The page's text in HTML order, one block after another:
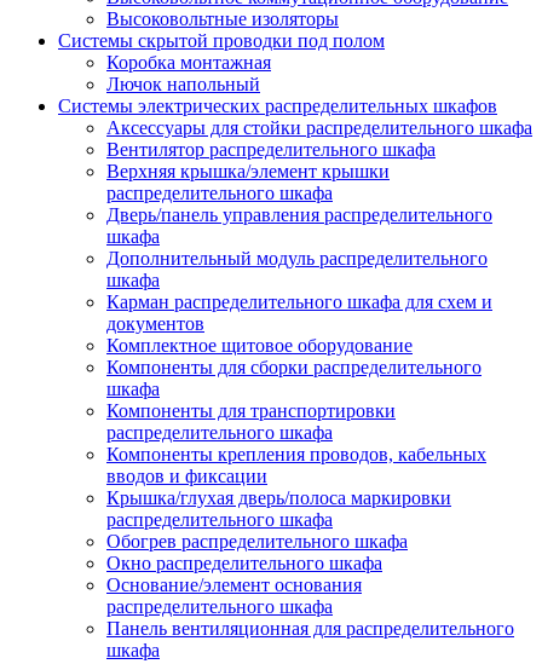
Высоковольтные изоляторы
Системы скрытой проводки под полом
Коробка монтажная
Лючок напольный
Системы электрических распределительных шкафов
Аксессуары для стойки распределительного шкафа
Вентилятор распределительного шкафа
Верхняя крышка/элемент крышки
распределительного шкафа
Дверь/панель управления распределительного
шкафа
Дополнительный модуль распределительного
шкафа
Карман распределительного шкафа для схем и
документов
Комплектное щитовое оборудование
Компоненты для сборки распределительного
шкафа
Компоненты для транспортировки
распределительного шкафа
Компоненты крепления проводов, кабельных
вводов и фиксации
Крышка/глухая дверь/полоса маркировки
распределительного шкафа
Обогрев распределительного шкафа
Окно распределительного шкафа
Основание/элемент основания
распределительного шкафа
Панель вентиляционная для распределительного
шкафа